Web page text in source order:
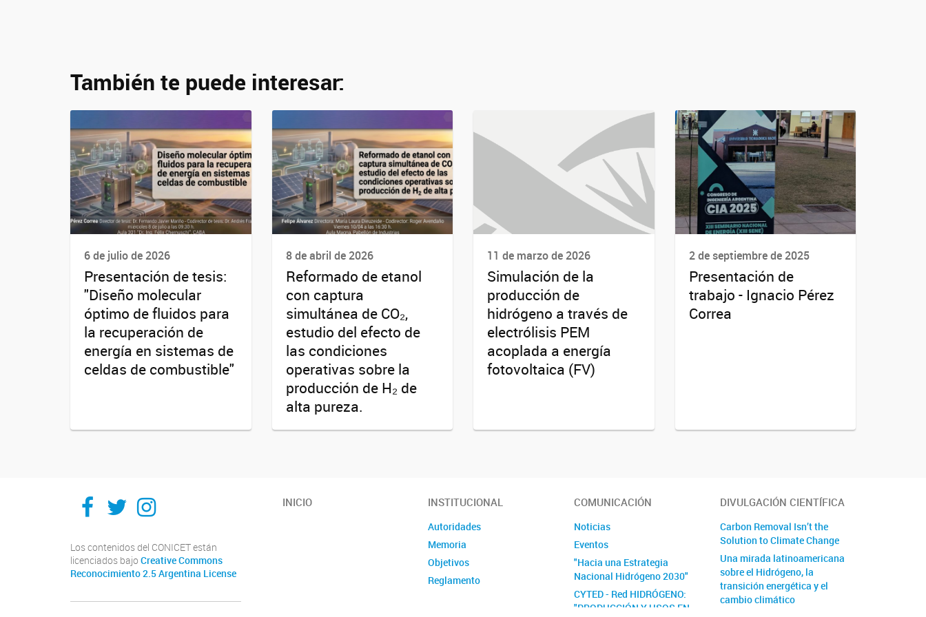
También te puede interesar:
6 de julio de 2026
Presentación de tesis:
"Diseño molecular
óptimo de fluidos para
la recuperación de
energía en sistemas de
celdas de combustible"
8 de abril de 2026
Reformado de etanol
con captura
simultánea de CO₂,
estudio del efecto de
las condiciones
operativas sobre la
producción de H₂ de
alta pureza.
11 de marzo de 2026
Simulación de la
producción de
hidrógeno a través de
electrólisis PEM
acoplada a energía
fotovoltaica (FV)
2 de septiembre de 2025
Presentación de
trabajo - Ignacio Pérez
Correa
IthesIthesIthes
Los contenidos del CONICET están
licenciados bajo Creative Commons
Reconocimiento 2.5 Argentina License
INICIO INSTITUCIONAL
Autoridades
Memoria
Objetivos
Reglamento
COMUNICACIÓN
Noticias
Eventos
"Hacia una Estrategia
Nacional Hidrógeno 2030"
CYTED - Red HIDRÓGENO:
"PRODUCCIÓN Y USOS EN
DIVULGACIÓN CIENTÍFICA
Carbon Removal Isn’t the
Solution to Climate Change
Una mirada latinoamericana
sobre el Hidrógeno, la
transición energética y el
cambio climático